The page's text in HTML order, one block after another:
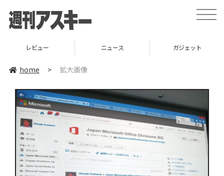
toggle
レビュー ニュース ガジェット
home > 拡大画像